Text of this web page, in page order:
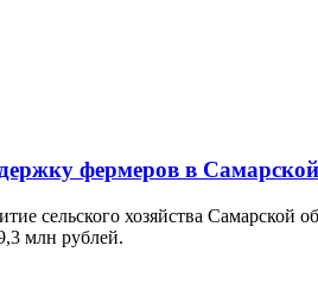
фермеров в
сельского хозяйства
млн рублей.